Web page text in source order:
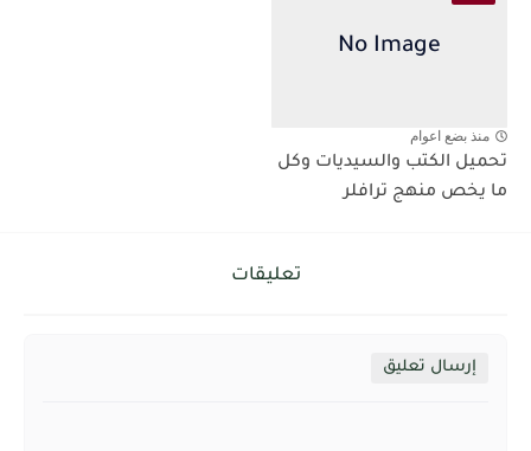
منذ بضع اعوام
تحميل الكتب والسيديات وكل
ما يخص منهج ترافلر
تعليقات
إرسال تعليق